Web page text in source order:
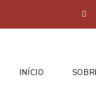
INÍCIO